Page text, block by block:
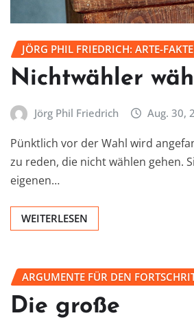
JÖRG PHIL FRIEDRICH: ARTE-
Nichtwähler
Jörg Phil Friedrich Aug. 30,
Pünktlich vor der Wahl wird
zu reden, die nicht wählen gehen.
eigenen…
WEITERLESEN
ARGUMENTE FÜR DEN
Die große